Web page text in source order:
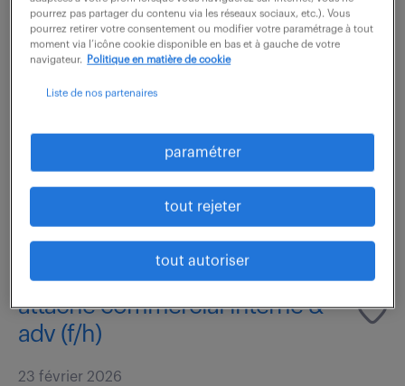
32 000 - 34 000 € / an
Quel impact durable souhaitez-vous créer en tant
poste, vous serez chargé de stimuler le
attaché commercial interne &
adv (f/h)
23 février 2026
pourrez pas partager du contenu via les réseaux sociaux, etc.). Vous
pourrez retirer votre consentement ou modifier votre paramétrage à tout
moment via l’icône cookie disponible en bas et à gauche de votre
navigateur.
Politique en matière de cookie
Liste de nos partenaires
paramétrer
tout rejeter
tout autoriser